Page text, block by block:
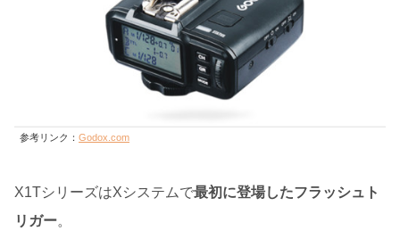
参考リンク： Godox.com
X1TシリーズはXシステムで最初に登場したフラッシュト
リガー。